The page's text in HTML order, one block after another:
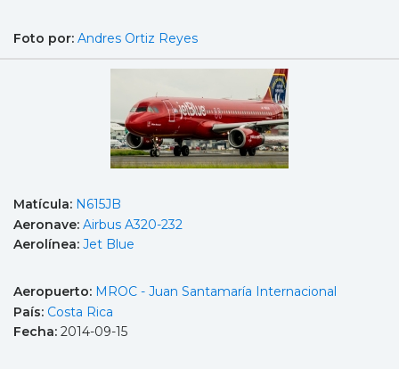
Foto por: Andres Ortiz Reyes
Matícula: N615JB
Aeronave: Airbus A320-232
Aerolínea: Jet Blue
Aeropuerto: MROC - Juan Santamaría Internacional
País: Costa Rica
Fecha: 2014-09-15